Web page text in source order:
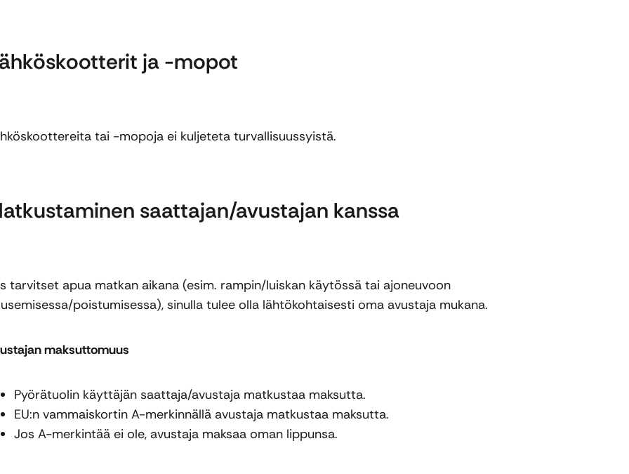
ja -mopot
tai -mopoja ei kuljeteta turvallisuussyistä.
saattajan/avustajan kanssa
tarvitset apua matkan aikana (esim. rampin/luiskan käytössä tai ajoneuvoon
poistumisessa), sinulla tulee olla lähtökohtaisesti oma avustaja mukana.
maksuttomuus
Pyörätuolin käyttäjän saattaja/avustaja matkustaa maksutta.
EU:n vammaiskortin A-merkinnällä avustaja matkustaa maksutta.
Jos A-merkintää ei ole, avustaja maksaa oman lippunsa.